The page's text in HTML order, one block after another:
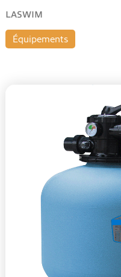
LASWIM
Équipements